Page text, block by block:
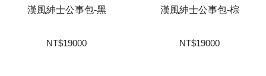
漢風紳士公事包-黑
NT$19000
漢風紳士公事包-棕
NT$19000